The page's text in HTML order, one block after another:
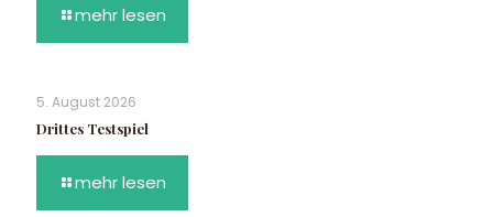
mehr lesen
5. August 2026
Drittes Testspiel
mehr lesen